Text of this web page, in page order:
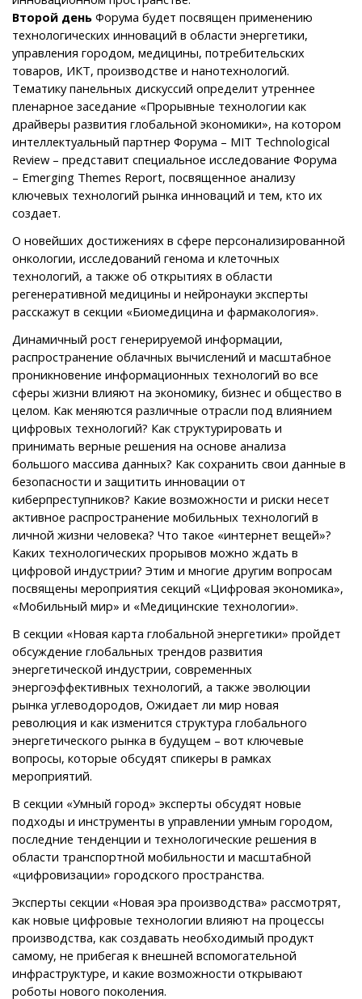
Второй день Форума будет посвящен применению
технологических инноваций в области энергетики,
управления городом, медицины, потребительских
товаров, ИКТ, производстве и нанотехнологий.
Тематику панельных дискуссий определит утреннее
пленарное заседание «Прорывные технологии как
драйверы развития глобальной экономики», на котором
интеллектуальный партнер Форума – MIT Technological
Review – представит специальное исследование Форума
– Emerging Themes Report, посвященное анализу
ключевых технологий рынка инноваций и тем, кто их
создает.
О новейших достижениях в сфере персонализированной
онкологии, исследований генома и клеточных
технологий, а также об открытиях в области
регенеративной медицины и нейронауки эксперты
расскажут в секции «Биомедицина и фармакология».
Динамичный рост генерируемой информации,
распространение облачных вычислений и масштабное
проникновение информационных технологий во все
сферы жизни влияют на экономику, бизнес и общество в
целом. Как меняются различные отрасли под влиянием
цифровых технологий? Как структурировать и
принимать верные решения на основе анализа
большого массива данных? Как сохранить свои данные в
безопасности и защитить инновации от
киберпреступников? Какие возможности и риски несет
активное распространение мобильных технологий в
личной жизни человека? Что такое «интернет вещей»?
Каких технологических прорывов можно ждать в
цифровой индустрии? Этим и многие другим вопросам
посвящены мероприятия секций «Цифровая экономика»,
«Мобильный мир» и «Медицинские технологии».
В секции «Новая карта глобальной энергетики» пройдет
обсуждение глобальных трендов развития
энергетической индустрии, современных
энергоэффективных технологий, а также эволюции
рынка углеводородов, Ожидает ли мир новая
революция и как изменится структура глобального
энергетического рынка в будущем – вот ключевые
вопросы, которые обсудят спикеры в рамках
мероприятий.
В секции «Умный город» эксперты обсудят новые
подходы и инструменты в управлении умным городом,
последние тенденции и технологические решения в
области транспортной мобильности и масштабной
«цифровизации» городского пространства.
Эксперты секции «Новая эра производства» рассмотрят,
как новые цифровые технологии влияют на процессы
производства, как создавать необходимый продукт
самому, не прибегая к внешней вспомогательной
инфраструктуре, и какие возможности открывают
роботы нового поколения.